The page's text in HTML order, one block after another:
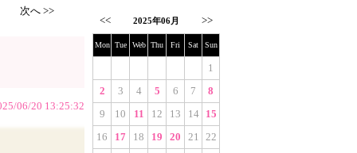
次へ >>
06/20 13:25:32
<< 2025年06月 >>
Mon Tue Web Thu Fri Sat Sun
1
2
3 4 5 6 7
8
9
10 11 12 13 14
15
16
17 18 19 20 21 22